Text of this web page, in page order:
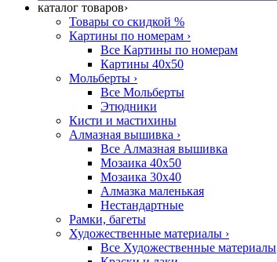
каталог товаров›
Товары со скидкой %
Картины по номерам ›
Все Картины по номерам
Картины 40x50
Мольберты ›
Все Мольберты
Этюдники
Кисти и мастихины
Алмазная вышивка ›
Все Алмазная вышивка
Мозаика 40x50
Мозаика 30x40
Алмазка маленькая
Нестандартные
Рамки, багеты
Художественные материалы ›
Все Художественные материалы